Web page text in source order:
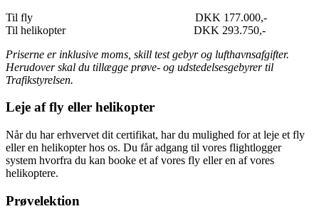
Til fly DKK 177.000,-
Til helikopter DKK 293.750,-
Priserne er inklusive moms, skill test gebyr og lufthavnsafgifter.
Herudover skal du tillægge prøve- og udstedelsesgebyrer til
Trafikstyrelsen.
Leje af fly eller helikopter
Når du har erhvervet dit certifikat, har du mulighed for at leje et fly
eller en helikopter hos os. Du får adgang til vores flightlogger
system hvorfra du kan booke et af vores fly eller en af vores
helikoptere.
Prøvelektion